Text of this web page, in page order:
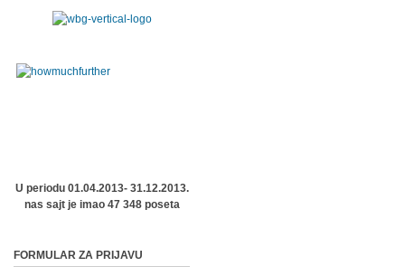
U periodu 01.04.2013- 31.12.2013.
nas sajt je imao 47 348 poseta
FORMULAR ZA PRIJAVU